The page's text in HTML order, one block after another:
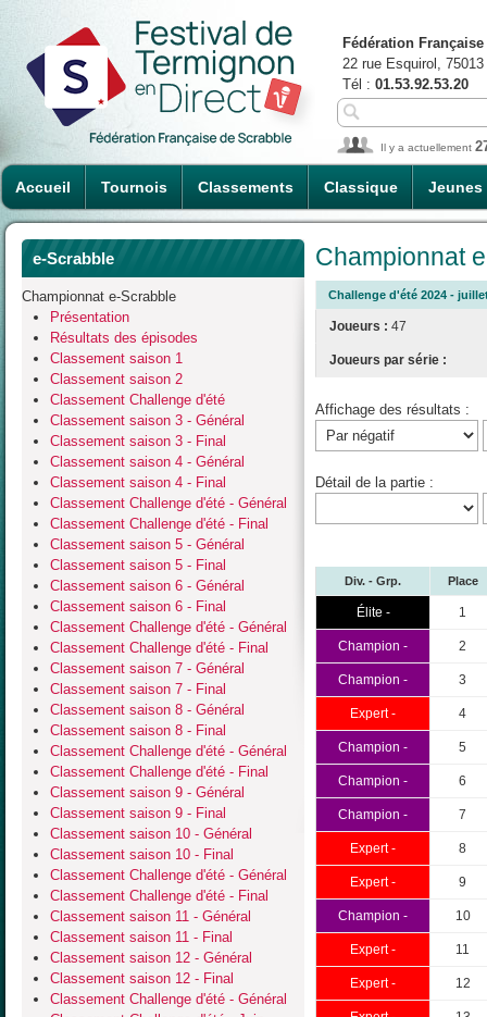
Accueil Tournois Classements Classique Jeunes
Fédération
22 rue Esquirol,
Tél : 01.53.92.53.20
Il y a actuellement
e-Scrabble
Championnat e-Scrabble
Présentation
Résultats des épisodes
Classement saison 1
Classement saison 2
Classement Challenge d'été
Classement saison 3 - Général
Classement saison 3 - Final
Classement saison 4 - Général
Classement saison 4 - Final
Classement Challenge d'été - Général
Classement Challenge d'été - Final
Classement saison 5 - Général
Classement saison 5 - Final
Classement saison 6 - Général
Classement saison 6 - Final
Classement Challenge d'été - Général
Classement Challenge d'été - Final
Classement saison 7 - Général
Classement saison 7 - Final
Classement saison 8 - Général
Classement saison 8 - Final
Classement Challenge d'été - Général
Classement Challenge d'été - Final
Classement saison 9 - Général
Classement saison 9 - Final
Classement saison 10 - Général
Classement saison 10 - Final
Classement Challenge d'été - Général
Classement Challenge d'été - Final
Classement saison 11 - Général
Classement saison 11 - Final
Classement saison 12 - Général
Classement saison 12 - Final
Classement Challenge d'été - Général
Championnat
Challenge d'été 2024 -
Joueurs : 47
Joueurs par série :
Affichage des résultats :
Détail de la partie :
Div. - Grp. Place
Élite - 1
Champion - 2
Champion - 3
Expert - 4
Champion - 5
Champion - 6
Champion - 7
Expert - 8
Expert - 9
Champion - 10
Expert - 11
Expert - 12